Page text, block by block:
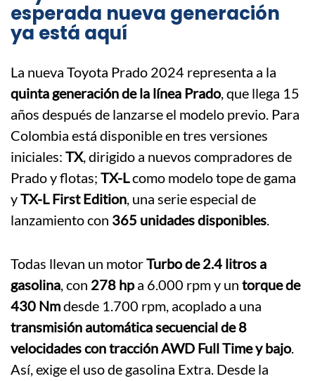
esperada nueva generación
ya está aquí
La nueva Toyota Prado 2024 representa a la
quinta generación de la línea Prado, que llega 15
años después de lanzarse el modelo previo. Para
Colombia está disponible en tres versiones
iniciales: TX, dirigido a nuevos compradores de
Prado y flotas; TX-Lcomo modelo tope de gama
yTX-L First Edition, una serie especial de
lanzamiento con 365 unidades disponibles.
Todas llevan un motorTurbo de 2.4 litros a
gasolina, con 278 hpa 6.000 rpm y un torque de
430 Nmdesde 1.700 rpm, acoplado a una
transmisión automática secuencial de 8
velocidades con tracción AWD Full Time y bajo.
Así, exige el uso de gasolina Extra. Desde la